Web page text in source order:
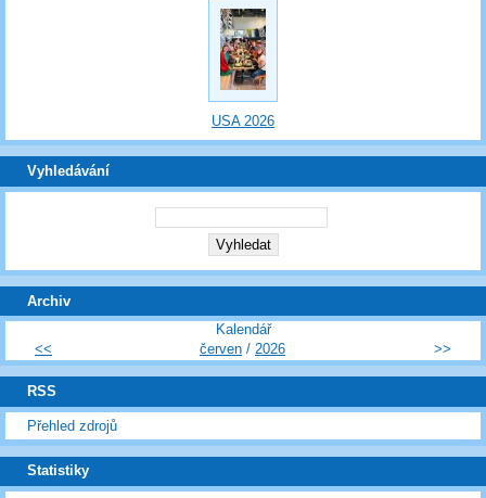
USA 2026
Vyhledávání
Archiv
Kalendář
<<
červen / 2026 >>
RSS
Přehled zdrojů
Statistiky